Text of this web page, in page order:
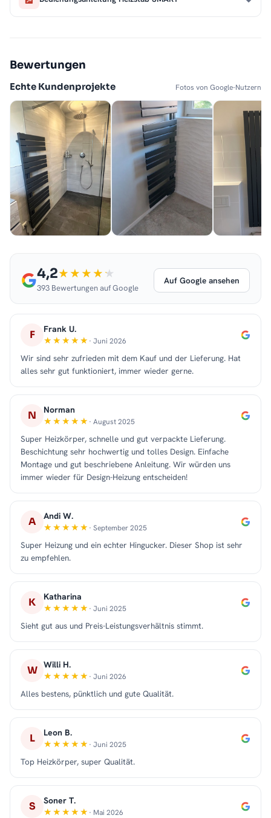
Bewertungen
Echte Kundenprojekte Fotos von Google-Nutzern
4,2
393 Bewertungen auf Google
Auf Google ansehen
F Frank U.
· Juni 2026
Wir sind sehr zufrieden mit dem Kauf und der Lieferung. Hat
alles sehr gut funktioniert, immer wieder gerne.
N Norman
· August 2025
Super Heizkörper, schnelle und gut verpackte Lieferung.
Beschichtung sehr hochwertig und tolles Design. Einfache
Montage und gut beschriebene Anleitung. Wir würden uns
immer wieder für Design-Heizung entscheiden!
A Andi W.
· September 2025
Super Heizung und ein echter Hingucker. Dieser Shop ist sehr
zu empfehlen.
K Katharina
· Juni 2025
Sieht gut aus und Preis-Leistungsverhältnis stimmt.
W Willi H.
· Juni 2026
Alles bestens, pünktlich und gute Qualität.
L Leon B.
· Juni 2025
Top Heizkörper, super Qualität.
S Soner T.
· Mai 2026